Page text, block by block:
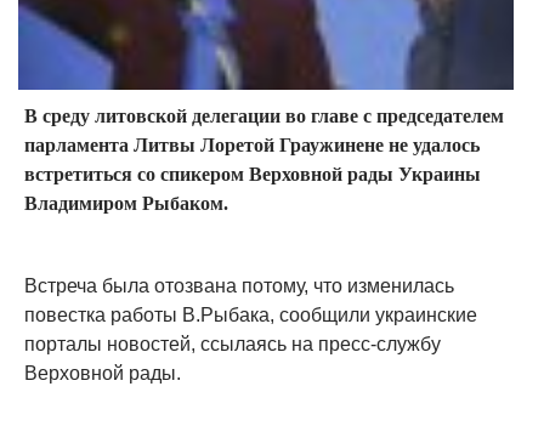
В среду литовской делегации во главе с председателем
парламента Литвы Лоретой Граужинене не удалось
встретиться со спикером Верховной рады Украины
Владимиром Рыбаком.
Встреча была отозвана потому, что изменилась
повестка работы В.Рыбака, сообщили украинские
порталы новостей, ссылаясь на пресс-службу
Верховной рады.